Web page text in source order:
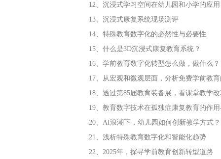
12、沉浸式学习空间在幼儿园和小学的应用
13、沉浸式康复系统现场测评
14、特殊教育数字化的必然性与必要性
15、什么是3D沉浸式康复教育系统？
16、学前教育数字化转型怎么做，做什么？
17、从宏观和微观层面，分析免费学前教
18、透过第85届教育装备展，看课堂教学
19、教育数字技术在孤独症康复教育的作
20、AI浪潮下，幼儿园如何创新教学方式？
21、浅析特殊教育数字化和智能化趋势
22、2025年，探寻学前教育创新转型道路